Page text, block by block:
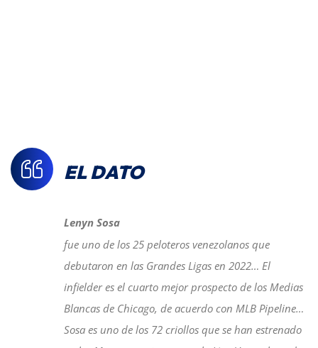
EL DATO
Lenyn Sosa
fue uno de los 25 peloteros venezolanos que
debutaron en las Grandes Ligas en 2022… El
infielder es el cuarto mejor prospecto de los Medias
Blancas de Chicago, de acuerdo con MLB Pipeline…
Sosa es uno de los 72 criollos que se han estrenado